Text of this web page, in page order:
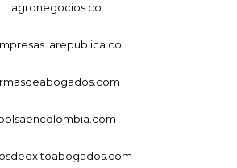
agronegocios.co